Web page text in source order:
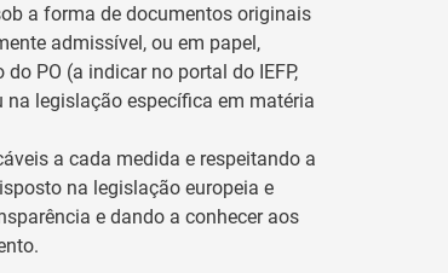
a forma de documentos originais
admissível, ou em papel,
PO (a indicar no portal do IEFP,
legislação específica em matéria
a cada medida e respeitando a
na legislação europeia e
e dando a conhecer aos